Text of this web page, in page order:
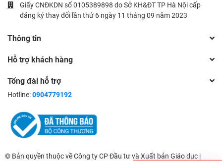
Giấy CNĐKDN số 0105389898 do Sở KH&ĐT TP Hà Nội cấp
đăng ký thay đổi lần thứ 6 ngày 11 tháng 09 năm 2023
Thông tin
Hỗ trợ khách hàng
Tổng đài hỗ trợ
Hotline:0904779192
© Bản quyền thuộc về Công ty CP Đầu tư và Xuất bản Giáo dục |
0